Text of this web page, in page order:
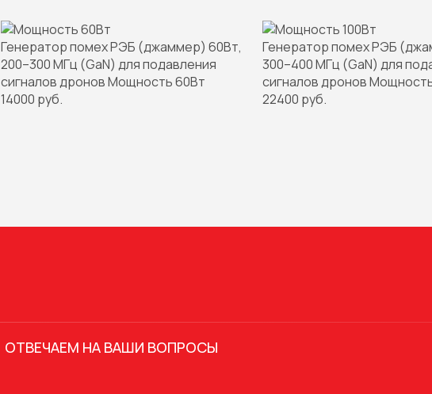
Генератор помех РЭБ (джаммер) 60Вт,
200–300 МГц (GaN) для подавления
сигналов дронов Мощность 60Вт
14000 руб.
Генератор помех РЭБ
300–400 МГц (GaN) для
сигналов дронов
22400 руб.
ОТВЕЧАЕМ НА ВАШИ ВОПРОСЫ